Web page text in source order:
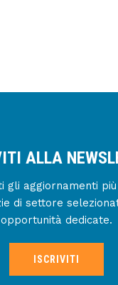
ALLA
gli aggiornamenti
di settore
opportunità dedicate.
ISCRIVITI